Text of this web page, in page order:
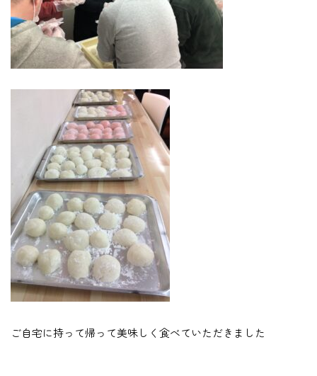
ご自宅に持って帰って美味しく食べていただきました